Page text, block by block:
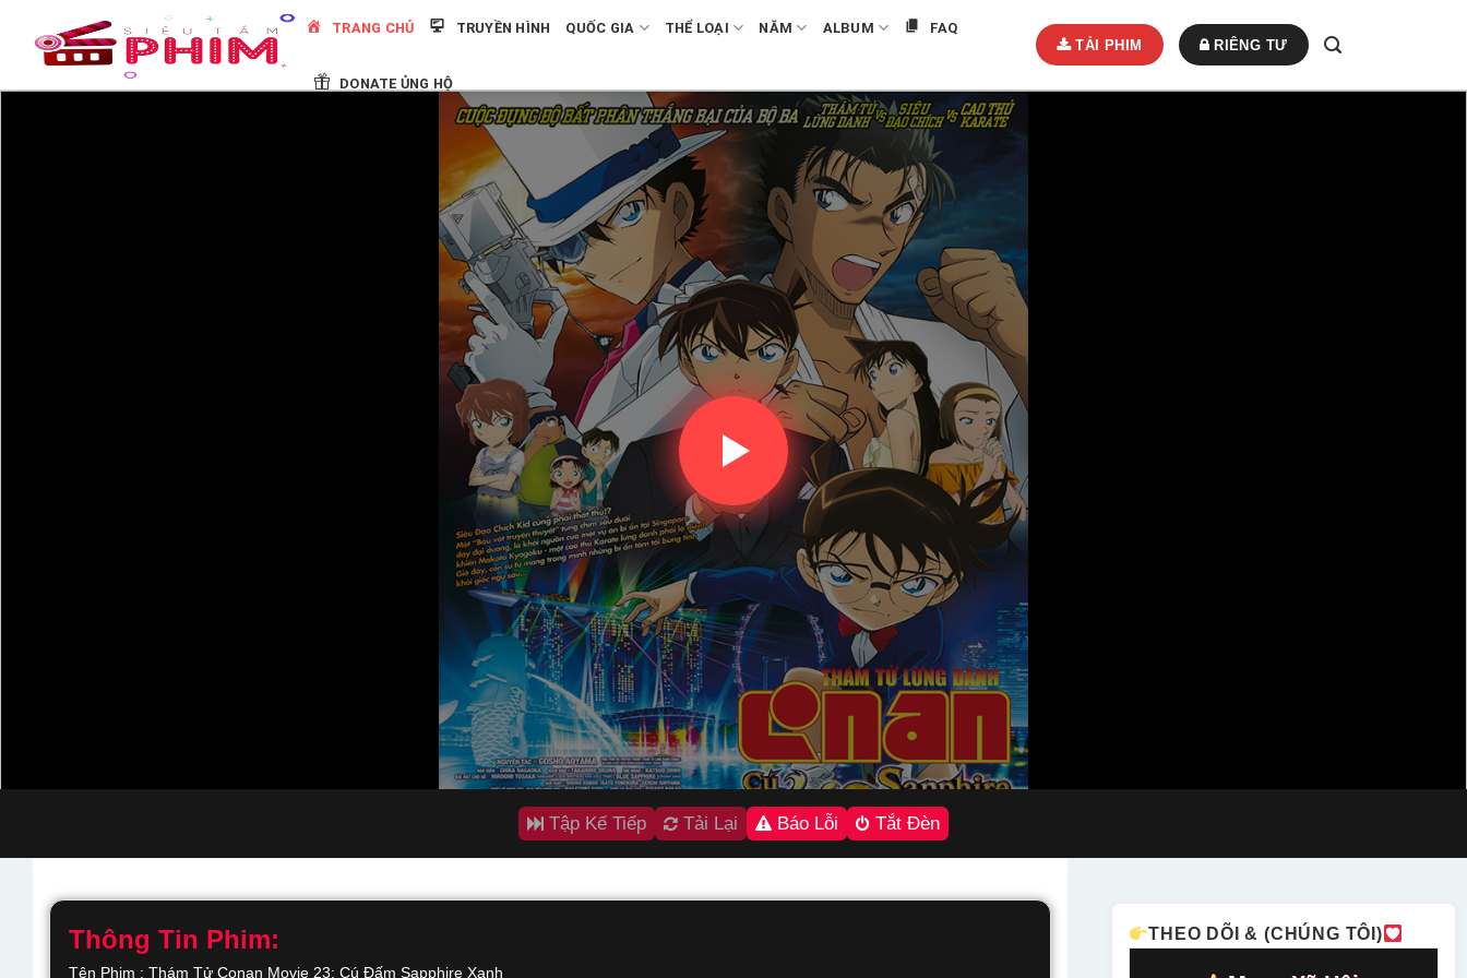
TRANG CHỦ TRUYỀN HÌNH QUỐC GIA THỂ LOẠI NĂM ALBUM FAQ
DONATE ỦNG HỘ
Tập Kế Tiếp Tải Lại Báo Lỗi Tắt Đèn
Thông Tin Phim:
Tên Phim : Thám Tử Conan Movie 23: Cú Đấm Sapphire Xanh
THEO DÕI & (CHÚNG TÔI)